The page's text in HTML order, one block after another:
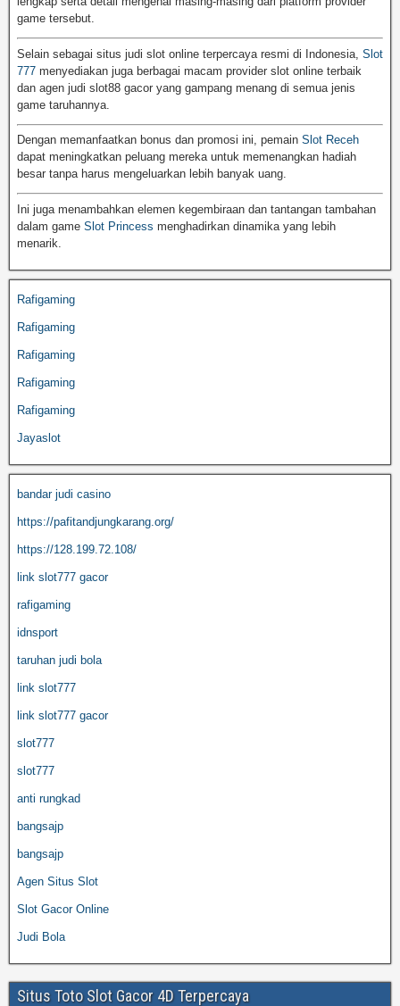
game tersebut.
Selain sebagai situs judi slot online terpercaya resmi di Indonesia, Slot
777 menyediakan juga berbagai macam provider slot online terbaik
dan agen judi slot88 gacor yang gampang menang di semua jenis
game taruhannya.
Dengan memanfaatkan bonus dan promosi ini, pemain Slot Receh
dapat meningkatkan peluang mereka untuk memenangkan hadiah
besar tanpa harus mengeluarkan lebih banyak uang.
Ini juga menambahkan elemen kegembiraan dan tantangan tambahan
dalam game Slot Princess menghadirkan dinamika yang lebih
menarik.
Rafigaming
Rafigaming
Rafigaming
Rafigaming
Rafigaming
Jayaslot
bandar judi casino
https://pafitandjungkarang.org/
https://128.199.72.108/
link slot777 gacor
rafigaming
idnsport
taruhan judi bola
link slot777
link slot777 gacor
slot777
slot777
anti rungkad
bangsajp
bangsajp
Agen Situs Slot
Slot Gacor Online
Judi Bola
Situs Toto Slot Gacor 4D Terpercaya